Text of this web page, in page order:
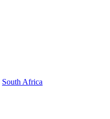
South Africa